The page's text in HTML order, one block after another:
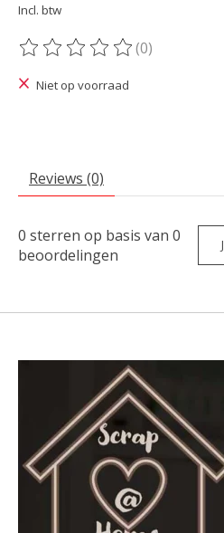
Incl. btw
De beoordeling van dit
(0)
Niet op voorraad
Reviews (0)
0 sterren op basis van 0
beoordelingen